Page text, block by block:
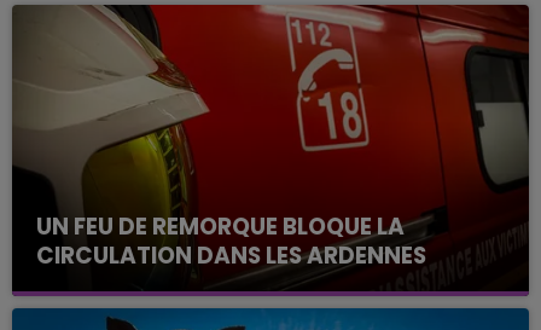
UN FEU DE REMORQUE BLOQUE LA
CIRCULATION DANS LES ARDENNES
Un feu de remorque s'est déclaré ce mercredi en
fin de matinée sur l'A34.